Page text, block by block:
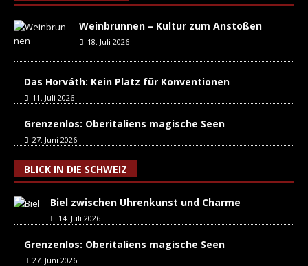
Weinbrunnen – Kultur zum Anstoßen
18. Juli 2026
Das Horváth: Kein Platz für Konventionen
11. Juli 2026
Grenzenlos: Oberitaliens magische Seen
27. Juni 2026
BLICK IN DIE SCHWEIZ
Biel zwischen Uhrenkunst und Charme
14. Juli 2026
Grenzenlos: Oberitaliens magische Seen
27. Juni 2026